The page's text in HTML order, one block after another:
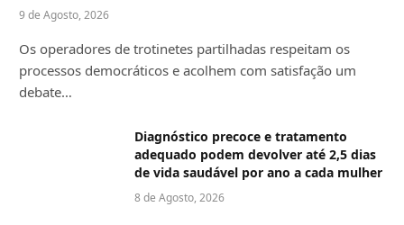
9 de Agosto, 2026
Os operadores de trotinetes partilhadas respeitam os
processos democráticos e acolhem com satisfação um
debate…
Diagnóstico precoce e tratamento
adequado podem devolver até 2,5 dias
de vida saudável por ano a cada mulher
8 de Agosto, 2026